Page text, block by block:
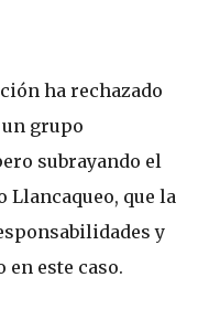
ha rechazado
grupo
subrayando el
Llancaqueo, que la
y
este caso.